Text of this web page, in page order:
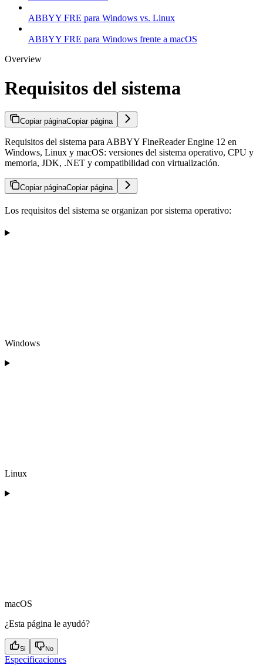
ABBYY FRE para Windows vs. Linux
ABBYY FRE para Windows frente a macOS
Overview
Requisitos del sistema
Copiar páginaCopiar página
Requisitos del sistema para ABBYY FineReader Engine 12 en
Windows, Linux y macOS: versiones del sistema operativo, CPU y
memoria, JDK, .NET y compatibilidad con virtualización.
Copiar páginaCopiar página
Los requisitos del sistema se organizan por sistema operativo:
Windows
Linux
macOS
¿Esta página le ayudó?
Si No
Especificaciones